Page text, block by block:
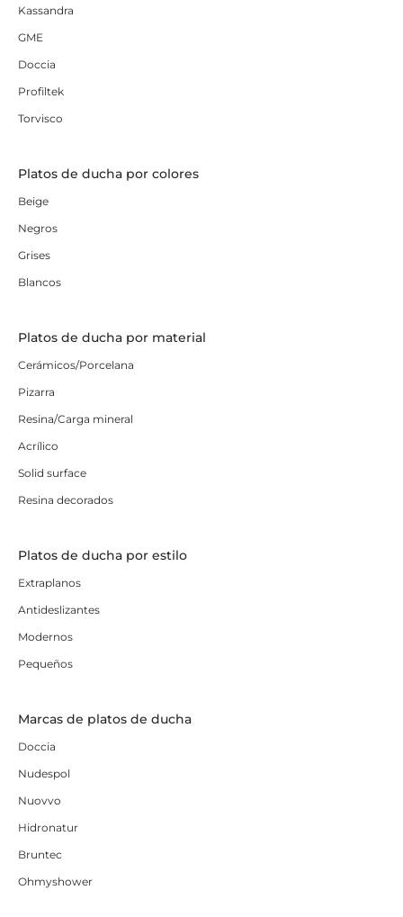
Kassandra
GME
Doccia
Profiltek
Torvisco
Platos de ducha por colores
Beige
Negros
Grises
Blancos
Platos de ducha por material
Cerámicos/Porcelana
Pizarra
Resina/Carga mineral
Acrílico
Solid surface
Resina decorados
Platos de ducha por estilo
Extraplanos
Antideslizantes
Modernos
Pequeños
Marcas de platos de ducha
Doccia
Nudespol
Nuovvo
Hidronatur
Bruntec
Ohmyshower